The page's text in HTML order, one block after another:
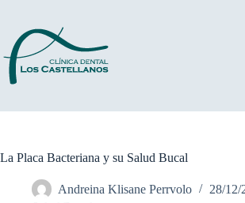
contenido
La Placa Bacteriana y su Salud Bucal
Andreina Klisane Perrvolo
28/12/